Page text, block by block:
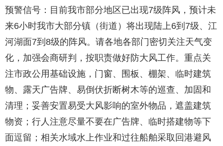
预警信号：目前我市部分地区已出现7级阵风，预计未
来6小时我市大部分镇（街道）将出现陆上6到7级、江
河湖面7到8级的阵风。请各地各部门密切关注天气变
化，加强会商研判，按职责做好防大风工作。重点关
注市政公用基础设施，门窗、围板、棚架、临时建筑
物、露天广告牌、易倒伏折断树木等的巡查、加固和
清理；妥善安置易受大风影响的室外物品，遮盖建筑
物资；行人注意尽量不要在广告牌、临时搭建物等下
面逗留；相关水域水上作业和过往船舶采取回港避风